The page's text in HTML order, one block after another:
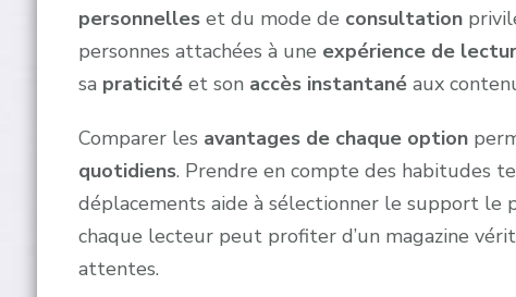
personnelleset du mode de consultation
personnes attachées à une expérience de
sa praticitéet son accès instantanéaux
Comparer les avantages de chaque option
quotidiens. Prendre en compte des habitudes
déplacements aide à sélectionner le support le
chaque lecteur peut profiter d’un magazine
attentes.